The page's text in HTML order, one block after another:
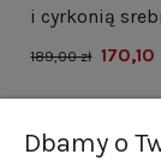
i cyrkonią
rodowane
189,00 zł 170,10
Dbamy o